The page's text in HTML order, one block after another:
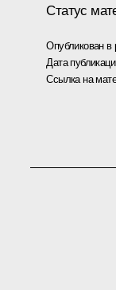
Статус
Опубликован в
Дата
Ссылка на